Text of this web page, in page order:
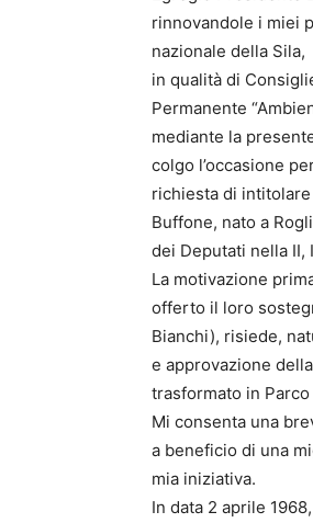
rinnovandole i miei
nazionale della Sila,
in qualità di
Permanente
mediante la
colgo l’occasione
richiesta di intitolare
Buffone, nato a
dei Deputati nella II,
La motivazione
offerto il loro
Bianchi), risiede,
e approvazione
trasformato in
Mi consenta una
a beneficio di una
mia iniziativa.
In data 2 aprile